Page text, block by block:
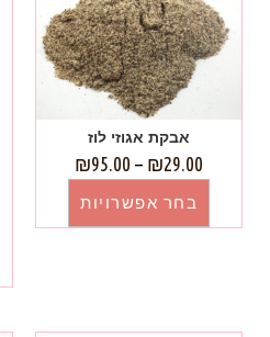
אבקת אגוזי לוז
₪29.00
–
₪95.00
בחר אפשרויות